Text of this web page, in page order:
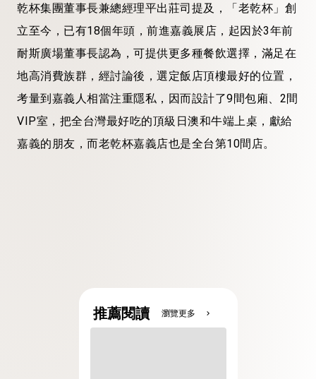
乾杯集團董事長兼總經理平出莊司提及，「老乾杯」創
立至今，已有18個年頭，前進嘉義展店，起因於3年前
耐斯廣場董事長認為，可提供更多種餐飲選擇，滿足在
地高消費族群，經討論後，選定飯店頂樓最好的位置，
考量到嘉義人相當注重隱私，因而設計了9間包廂、2間
VIP室，把全台灣最好吃的頂級日澳和牛端上桌，獻給
嘉義的朋友，而老乾杯嘉義店也是全台第10間店。
推薦閱讀 瀏覽更多 chevron_right